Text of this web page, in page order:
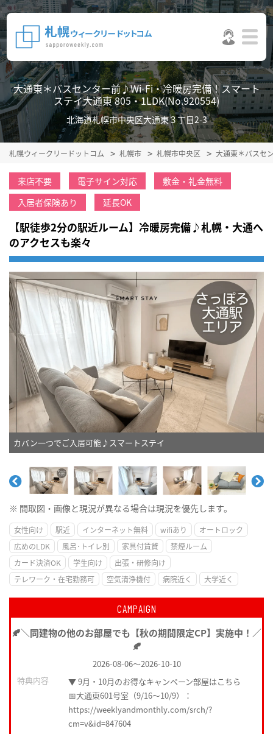
大通東＊バスセンター前♪Wi-Fi・冷暖房完備！スマート
ステイ大通東 805・1LDK(No.920554)
北海道札幌市中央区大通東３丁目2-3
札幌ウィークリードットコム 札幌市 札幌市中央区 大通東＊バスセ
来店不要 電子サイン対応
敷金・礼金無料
入居者保険あり
延長OK
【駅徒歩2分の駅近ルーム】冷暖房完備♪札幌・大通へ
のアクセスも楽々
カバン一つでご入居可能♪スマートステイ
※ 間取図・画像と現況が異なる場合は現況を優先します。
女性向け 駅近 インターネット無料 wifiあり
オートロック
広めのLDK
風呂･トイレ別 家具付賃貸
禁煙ルーム
カード決済OK
学生向け
出張・研修向け
テレワーク・在宅勤務可
空気清浄機付 病院近く 大学近く
CAMPAIGN
🍂＼同建物の他のお部屋でも【秋の期間限定CP】実施中！／
🍂
2026-08-06～2026-10-10
特典内容
▼ 9月・10月のお得なキャンペーン部屋はこちら
📅大通東601号室（9/16〜10/9）：
https://weeklyandmonthly.com/srch/?
cm=v&id=847604